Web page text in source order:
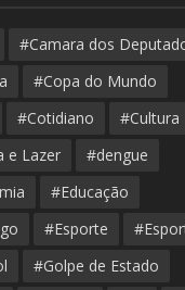
#Camara dos
#Copa do Mundo
#Cotidiano
#Cultura
e Lazer
#dengue
#Educação
#Esporte
#Golpe de Estado